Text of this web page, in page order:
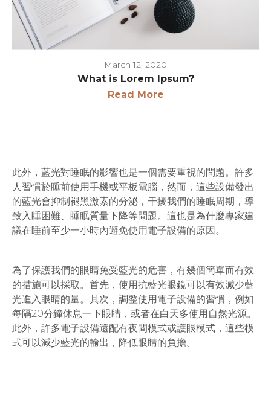
March 12, 2020
What is Lorem Ipsum?
Read More
此外，藍光對睡眠的影響也是一個需要重視的問題。許多
人習慣於睡前使用手機或平板電腦，然而，這些設備發出
的藍光會抑制褪黑激素的分泌，干擾我們的睡眠周期，導
致入睡困難、睡眠質量下降等問題。這也是為什麼專家建
議在睡前至少一小時內避免使用電子設備的原因。
為了保護我們的眼睛免受藍光的危害，有幾個簡單而有效
的措施可以採取。首先，使用抗藍光眼鏡可以有效減少藍
光進入眼睛的量。其次，調整使用電子設備的習慣，例如
每隔20分鐘休息一下眼睛，或者在白天多使用自然光源。
此外，許多電子設備還配有夜間模式或護眼模式，這些模
式可以減少藍光的輸出，降低眼睛的負擔。